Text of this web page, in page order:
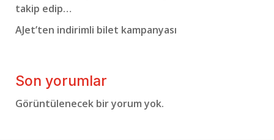
takip edip…
AJet’ten indirimli bilet kampanyası
Son yorumlar
Görüntülenecek bir yorum yok.